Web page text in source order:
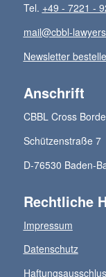
Tel. +49 - 7221 -
mail@cbbl-
Newsletter
Anschrift
CBBL Cross
Schützenstraße 7
D-76530 Baden-
Rechtliche
Impressum
Datenschutz